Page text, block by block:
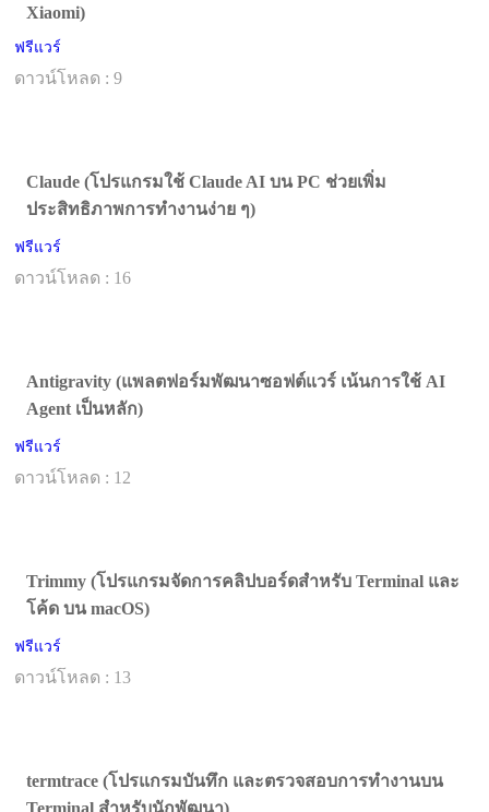
Xiaomi)
ฟรีแวร์
ดาวน์โหลด : 9
Claude (โปรแกรมใช้ Claude AI บน PC ช่วยเพิ่ม
ประสิทธิภาพการทำงานง่าย ๆ)
ฟรีแวร์
ดาวน์โหลด : 16
Antigravity (แพลตฟอร์มพัฒนาซอฟต์แวร์ เน้นการใช้ AI
Agent เป็นหลัก)
ฟรีแวร์
ดาวน์โหลด : 12
Trimmy (โปรแกรมจัดการคลิปบอร์ดสำหรับ Terminal และ
โค้ด บน macOS)
ฟรีแวร์
ดาวน์โหลด : 13
termtrace (โปรแกรมบันทึก และตรวจสอบการทำงานบน
Terminal สำหรับนักพัฒนา)